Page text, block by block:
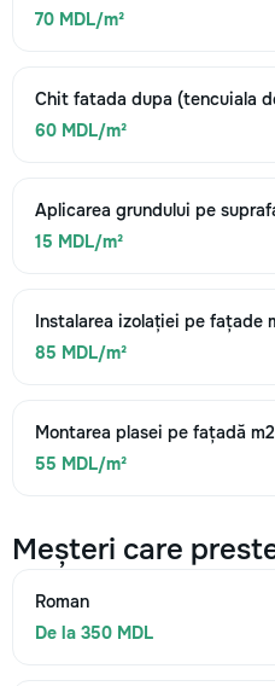
70 MDL/m²
Chit fatada dupa (tencuiala
60 MDL/m²
Aplicarea grundului pe
15 MDL/m²
Instalarea izolației pe fațade
85 MDL/m²
Montarea plasei pe fațadă m2
55 MDL/m²
Meșteri care
Roman
De la 350 MDL